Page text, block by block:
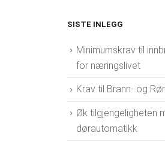
SISTE INLEGG
Minimumskrav til
for næringslivet
Krav til Brann- og
Øk tilgjengeligheten
dørautomatikk